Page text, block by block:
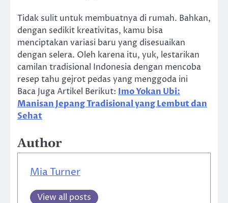
Tidak sulit untuk membuatnya di rumah. Bahkan,
dengan sedikit kreativitas, kamu bisa
menciptakan variasi baru yang disesuaikan
dengan selera. Oleh karena itu, yuk, lestarikan
camilan tradisional Indonesia dengan mencoba
resep tahu gejrot pedas yang menggoda ini
Baca Juga Artikel Berikut: Imo Yokan Ubi:
Manisan Jepang Tradisional yang Lembut dan
Sehat
Author
Mia Turner
View all posts